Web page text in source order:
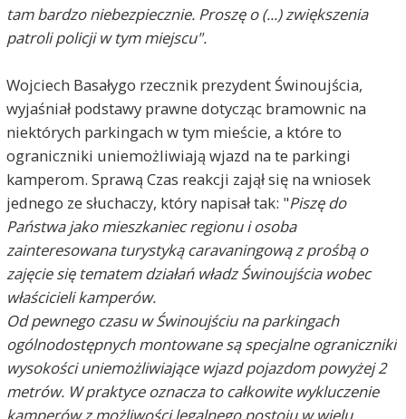
tam bardzo niebezpiecznie. Proszę o (...) zwiększenia
patroli policji w tym miejscu".
Wojciech Basałygo rzecznik prezydent Świnoujścia,
wyjaśniał podstawy prawne dotycząc bramownic na
niektórych parkingach w tym mieście, a które to
ograniczniki uniemożliwiają wjazd na te parkingi
kamperom. Sprawą Czas reakcji zajął się na wniosek
jednego ze słuchaczy, który napisał tak: "Piszę do
Państwa jako mieszkaniec regionu i osoba
zainteresowana turystyką caravaningową z prośbą o
zajęcie się tematem działań władz Świnoujścia wobec
właścicieli kamperów.
Od pewnego czasu w Świnoujściu na parkingach
ogólnodostępnych montowane są specjalne ograniczniki
wysokości uniemożliwiające wjazd pojazdom powyżej 2
metrów. W praktyce oznacza to całkowite wykluczenie
kamperów z możliwości legalnego postoju w wielu